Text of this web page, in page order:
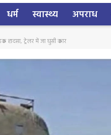
धर्म स्वास्थ्य अपराध
हादसा, ट्रेलर में जा घुसी कार